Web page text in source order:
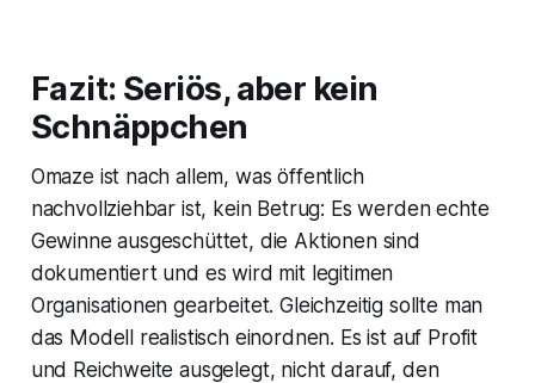
Fazit: Seriös, aber kein
Schnäppchen
Omaze ist nach allem, was öffentlich
nachvollziehbar ist, kein Betrug: Es werden echte
Gewinne ausgeschüttet, die Aktionen sind
dokumentiert und es wird mit legitimen
Organisationen gearbeitet. Gleichzeitig sollte man
das Modell realistisch einordnen. Es ist auf Profit
und Reichweite ausgelegt, nicht darauf, den